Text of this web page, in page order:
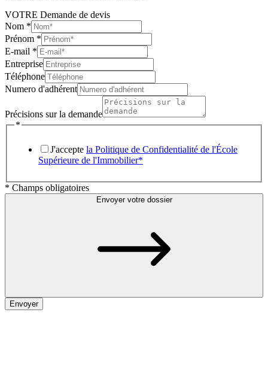
VOTRE Demande de devis
Nom *
Prénom *
E-mail *
Entreprise
Téléphone
Numero d'adhérent
Précisions sur la demande
*
J'accepte la Politique de Confidentialité de l'École
Supérieure de l'Immobilier*
* Champs obligatoires
Envoyer votre dossier
Envoyer